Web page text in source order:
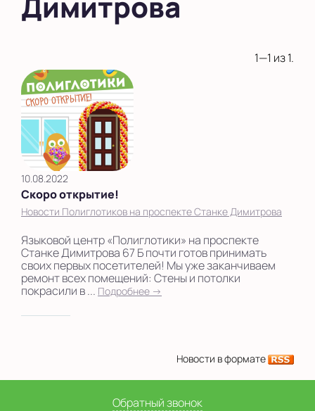
1—1 из 1.
10.08.2022
Скоро открытие!
Новости Полиглотиков на проспекте Станке Димитрова
Языковой центр «Полиглотики» на проспекте
Станке Димитрова 67 Б почти готов принимать
своих первых посетителей! Мы уже заканчиваем
ремонт всех помещений: Стены и потолки
покрасили в ... Подробнее →
Новости в формате
Обратный звонок